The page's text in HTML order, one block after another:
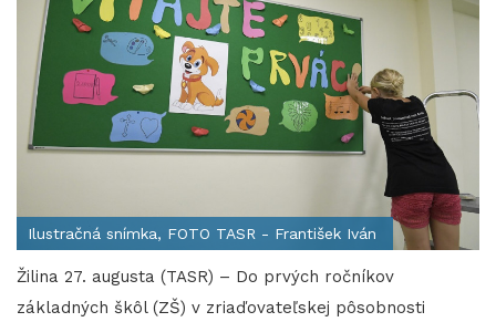
Ilustračná snímka, FOTO TASR - František Iván
Žilina 27. augusta (TASR) – Do prvých ročníkov
základných škôl (ZŠ) v zriaďovateľskej pôsobnosti